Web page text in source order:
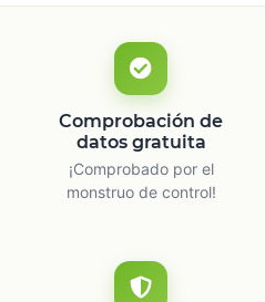
Comprobación de
datos gratuita
¡Comprobado por el
monstruo de control!